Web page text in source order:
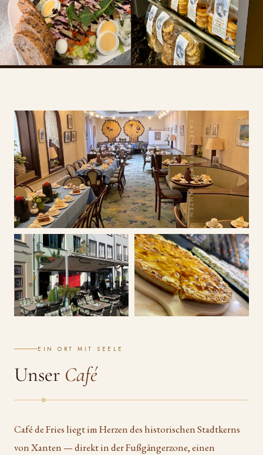
CAFÉ DE FRIES · XANTEN
EIN ORT MIT SEELE
Unser Café
Café de Fries liegt im Herzen des historischen Stadtkerns
von Xanten — direkt in der Fußgängerzone, einen